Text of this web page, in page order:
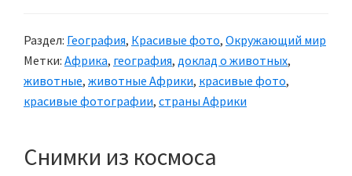
Сахара
Раздел: География, Красивые фото, Окружающий мир
Метки: Африка, география, доклад о животных,
животные, животные Африки, красивые фото,
красивые фотографии, страны Африки
Снимки из космоса